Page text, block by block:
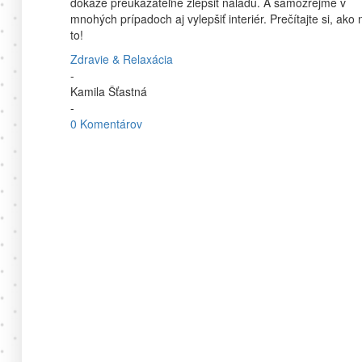
mnohých prípadoch aj vylepšiť interiér. Prečítajte si, ako
to!
Zdravie & Relaxácia
-
Kamila Šťastná
-
0 Komentárov